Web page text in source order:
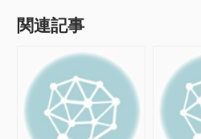
ョ
ン
関連記事